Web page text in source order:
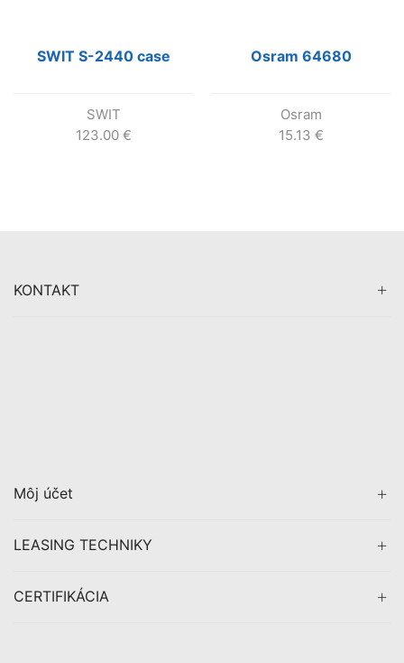
SWIT S-2440 case
SWIT
123.00 €
Osram 64680
Osram
15.13 €
KONTAKT
Môj účet
LEASING TECHNIKY
CERTIFIKÁCIA